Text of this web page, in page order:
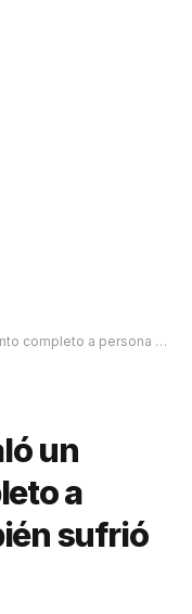
que también sufrió un ACV
un
a
sufrió